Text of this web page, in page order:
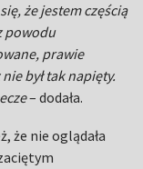
że jestem częścią
powodu
prawie
był tak napięty.
– dodała.
że nie oglądała